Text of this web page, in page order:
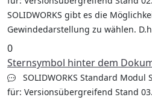
SOLIDWORKS gibt es die
Gewindedarstellung zu wählen.
0
Sternsymbol hinter dem
SOLIDWORKS Standard Modul
für: Versionsübergreifend Stand